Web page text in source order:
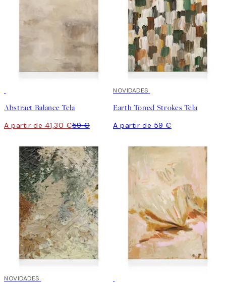
Abstract Balance Tela
A partir de 41,30 €59 €
NOVIDADES
Earth Toned Strokes Tela
A partir de 59 €
NOVIDADES